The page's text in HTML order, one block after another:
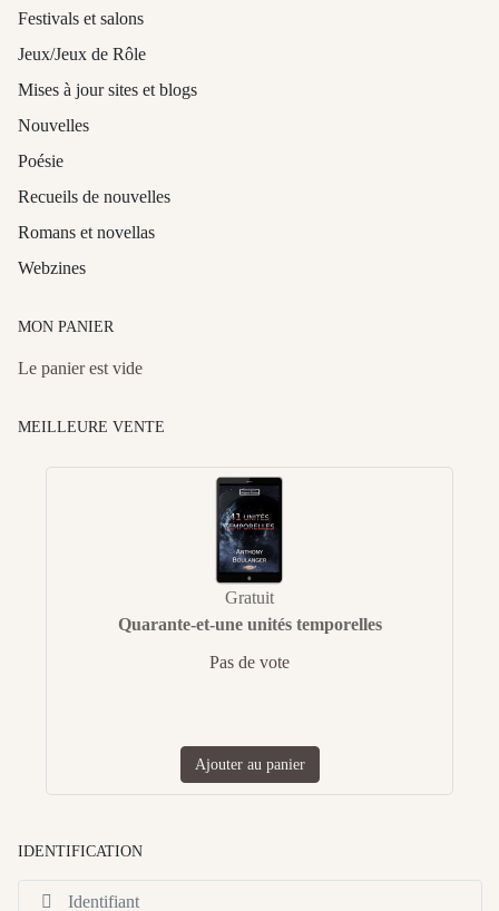
Festivals et salons
Jeux/Jeux de Rôle
Mises à jour sites et blogs
Nouvelles
Poésie
Recueils de nouvelles
Romans et novellas
Webzines
MON PANIER
Le panier est vide
MEILLEURE VENTE
Gratuit
Quarante-et-une unités temporelles
Pas de vote
Ajouter au panier
IDENTIFICATION